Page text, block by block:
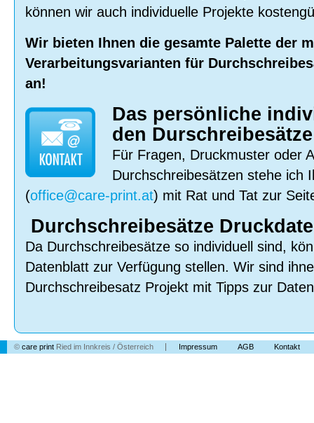
können wir auch individuelle Projekte
Wir bieten Ihnen die gesamte Palette der
Verarbeitungsvarianten für
an!
Das persönliche
den
Für Fragen, Druckmuster oder
Durchschreibesätzen stehe ich
(office@care-print.at) mit Rat und Tat zur
Durchschreibesätze
Da Durchschreibesätze so individuell sind,
Datenblatt zur Verfügung stellen. Wir sind
Durchschreibesatz Projekt mit Tipps zur
© care print Ried im Innkreis / Österreich Impressum AGB Kontakt